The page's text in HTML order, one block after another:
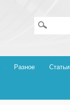
Разное Статьи